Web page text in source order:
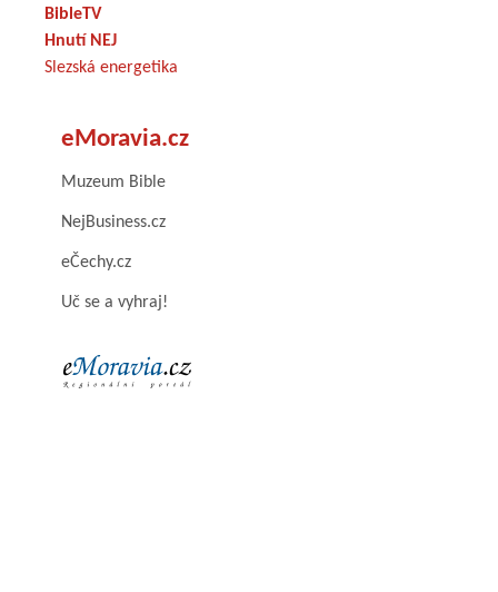
BibleTV
Hnutí NEJ
Slezská energetika
eMoravia.cz
Muzeum Bible
NejBusiness.cz
eČechy.cz
Uč se a vyhraj!